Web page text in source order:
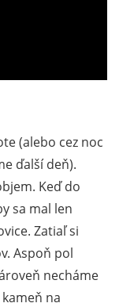
(alebo cez noc
ďalší deň).
Keď do
sa mal len
Zatiaľ si
Aspoň pol
necháme
na